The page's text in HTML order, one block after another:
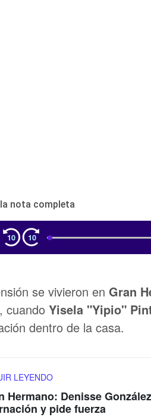
nota completa
10 10
se vivieron en Gran
cuando Yisela "Yipio"
dentro de la casa.
LEYENDO
Hermano: Denisse
y pide fuerza